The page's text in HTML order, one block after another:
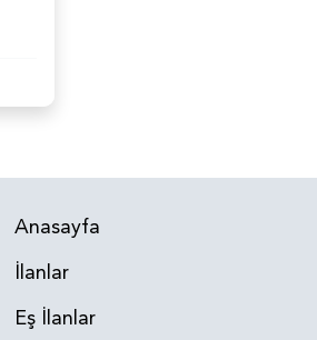
Anasayfa
İlanlar
Eş İlanlar